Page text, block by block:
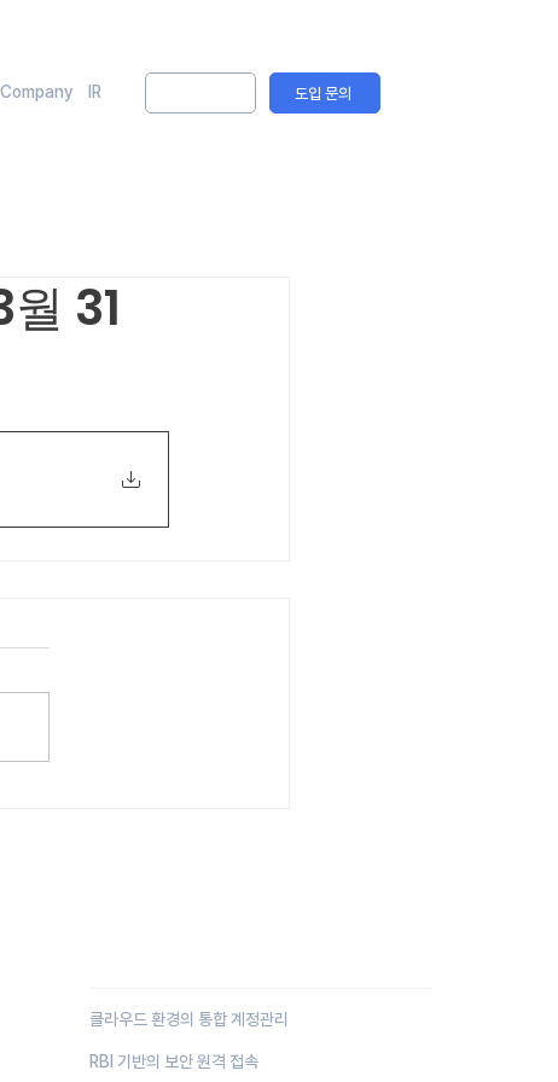
Company IR 도입 문의
31
클라우드 환경의 통합 계정관리
RBI 기반의 보안 원격 접속